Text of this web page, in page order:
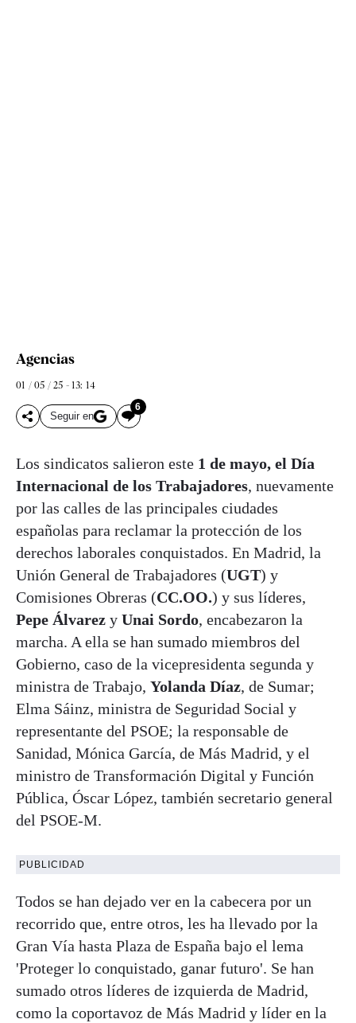
Agencias
01 / 05 / 25 - 13: 14
Seguir en
6
Los sindicatos salieron este 1 de mayo, el Día
Internacional de los Trabajadores, nuevamente
por las calles de las principales ciudades
españolas para reclamar la protección de los
derechos laborales conquistados. En Madrid, la
Unión General de Trabajadores (UGT) y
Comisiones Obreras (CC.OO.) y sus líderes,
Pepe Álvarez y Unai Sordo, encabezaron la
marcha. A ella se han sumado miembros del
Gobierno, caso de la vicepresidenta segunda y
ministra de Trabajo, Yolanda Díaz, de Sumar;
Elma Sáinz, ministra de Seguridad Social y
representante del PSOE; la responsable de
Sanidad, Mónica García, de Más Madrid, y el
ministro de Transformación Digital y Función
Pública, Óscar López, también secretario general
del PSOE-M.
PUBLICIDAD
Todos se han dejado ver en la cabecera por un
recorrido que, entre otros, les ha llevado por la
Gran Vía hasta Plaza de España bajo el lema
'Proteger lo conquistado, ganar futuro'. Se han
sumado otros líderes de izquierda de Madrid,
como la coportavoz de Más Madrid y líder en la